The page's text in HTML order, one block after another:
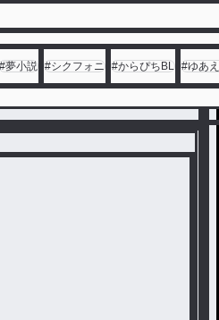
#夢小説 #シクフォニ #からぴちBL #ゆあ